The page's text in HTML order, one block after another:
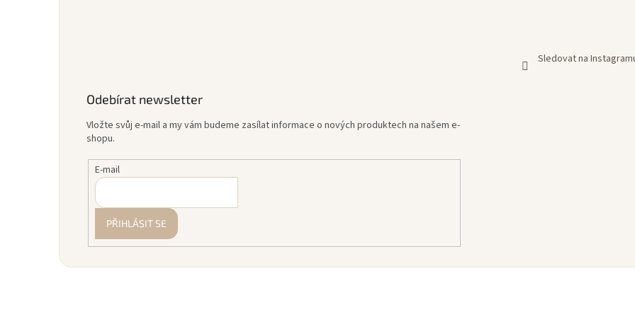
Sledovat na
Odebírat newsletter
Vložte svůj e-mail a my vám budeme zasílat informace o nových produktech na našem e-
shopu.
E-mail
PŘIHLÁSIT SE